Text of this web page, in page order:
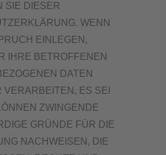
SIE DIESER
WENN
EINLEGEN,
IHRE BETROFFENEN
DATEN
VERARBEITEN, ES SEI
ZWINGENDE
GRÜNDE FÜR DIE
NACHWEISEN, DIE